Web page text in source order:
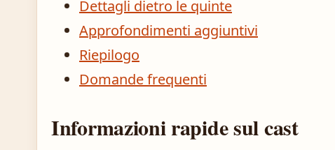
Dettagli dietro le quinte
Approfondimenti aggiuntivi
Riepilogo
Domande frequenti
Informazioni rapide sul cast